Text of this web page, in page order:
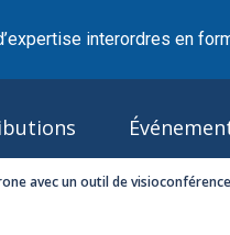
interordres en
avec un outil de visioconférence